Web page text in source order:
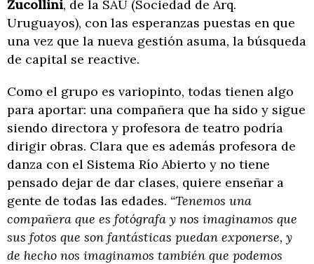
Zucollini, de la SAU (Sociedad de Arq.
Uruguayos), con las esperanzas puestas en que
una vez que la nueva gestión asuma, la búsqueda
de capital se reactive.
Como el grupo es variopinto, todas tienen algo
para aportar: una compañera que ha sido y sigue
siendo directora y profesora de teatro podría
dirigir obras. Clara que es además profesora de
danza con el Sistema Río Abierto y no tiene
pensado dejar de dar clases, quiere enseñar a
gente de todas las edades. “Tenemos una
compañera que es fotógrafa y nos imaginamos que
sus fotos que son fantásticas puedan exponerse, y
de hecho nos imaginamos también que podemos